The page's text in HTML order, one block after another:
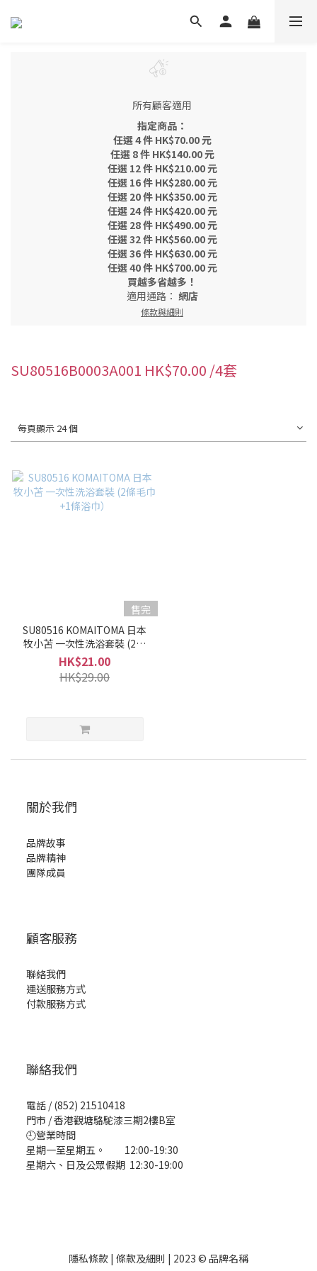
所有顧客適用
指定商品：
任選 4 件 HK$70.00 元
任選 8 件 HK$140.00 元
任選 12 件 HK$210.00 元
任選 16 件 HK$280.00 元
任選 20 件 HK$350.00 元
任選 24 件 HK$420.00 元
任選 28 件 HK$490.00 元
任選 32 件 HK$560.00 元
任選 36 件 HK$630.00 元
任選 40 件 HK$700.00 元
買越多省越多！
適用通路： 網店
條款與細則
SU80516B0003A001 HK$70.00 /4套
每頁顯示 24 個
售完
SU80516 KOMAITOMA 日本
牧小苫 一次性洗浴套裝 (2條
毛巾+1條浴巾）
HK$21.00
HK$29.00
關於我們
品牌故事
品牌精神
團隊成員
顧客服務
聯絡我們
運送服務方式
付款服務方式
聯絡我們
電話 / (852) 21510418
門市 / 香港觀塘駱駝漆三期2樓B室
🕘營業時間
星期一至星期五。 12:00-19:30
星期六、日及公眾假期 12:30-19:00
隱私條款 | 條款及細則 | 2023 © 品牌名稱